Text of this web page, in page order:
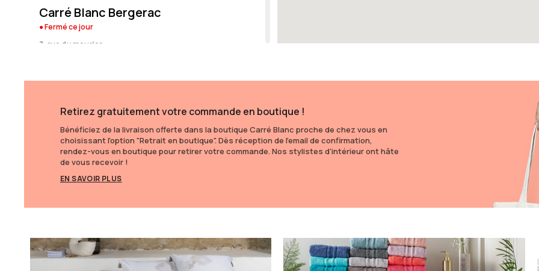
Carré Blanc Bergerac
● Ferméce jour
7, rue du mourier
7, rue Guillaume Brochon
33000 Bordeaux
Carré Blanc Marmande
● Ferméce jour
Carré Blanc Bayonne
● Ferméce jour
Retirez gratuitement votre commande en boutique !
Bénéficiez de la livraison offerte dans la boutique Carré Blanc proche de chez vous en
choisissant l'option "Retrait en boutique". Dès réception de l'email de confirmation,
rendez-vous en boutique pour retirer votre commande. Nos stylistes d'intérieur ont hâte
de vous recevoir !
EN SAVOIR PLUS